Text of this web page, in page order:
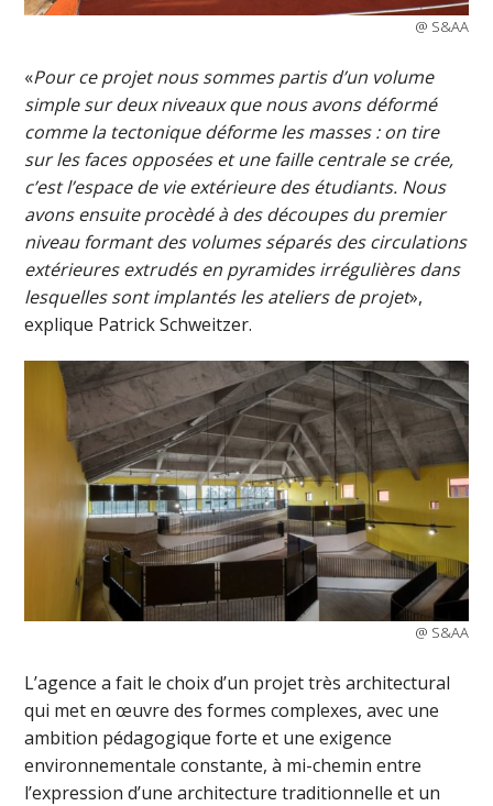
@ S&AA
«Pour ce projet nous sommes partis d’un volume
simple sur deux niveaux que nous avons déformé
comme la tectonique déforme les masses : on tire
sur les faces opposées et une faille centrale se crée,
c’est l’espace de vie extérieure des étudiants. Nous
avons ensuite procèdé à des découpes du premier
niveau formant des volumes séparés des circulations
extérieures extrudés en pyramides irrégulières dans
lesquelles sont implantés les ateliers de projet»,
explique Patrick Schweitzer.
@ S&AA
L’agence a fait le choix d’un projet très architectural
qui met en œuvre des formes complexes, avec une
ambition pédagogique forte et une exigence
environnementale constante, à mi-chemin entre
l’expression d’une architecture traditionnelle et un